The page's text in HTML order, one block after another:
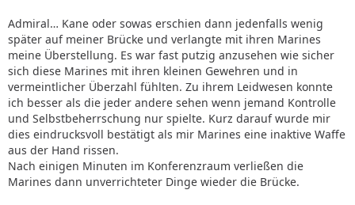
Admiral… Kane oder sowas erschien dann jedenfalls wenig
später auf meiner Brücke und verlangte mit ihren Marines
meine Überstellung. Es war fast putzig anzusehen wie sicher
sich diese Marines mit ihren kleinen Gewehren und in
vermeintlicher Überzahl fühlten. Zu ihrem Leidwesen konnte
ich besser als die jeder andere sehen wenn jemand Kontrolle
und Selbstbeherrschung nur spielte. Kurz darauf wurde mir
dies eindrucksvoll bestätigt als mir Marines eine inaktive Waffe
aus der Hand rissen.
Nach einigen Minuten im Konferenzraum verließen die
Marines dann unverrichteter Dinge wieder die Brücke.